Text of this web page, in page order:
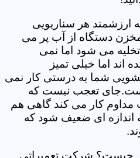
ارزشمند هر سناریویی
دستگاه از آب پر می
می شود اما نمی
اما خیلی تمیز
شما به درستی کار نمی
تعجب نیست که
کار می کند گاهی هم
اندازه ای ضعیف شود که
چیست؟ شرکت تعمیراتی